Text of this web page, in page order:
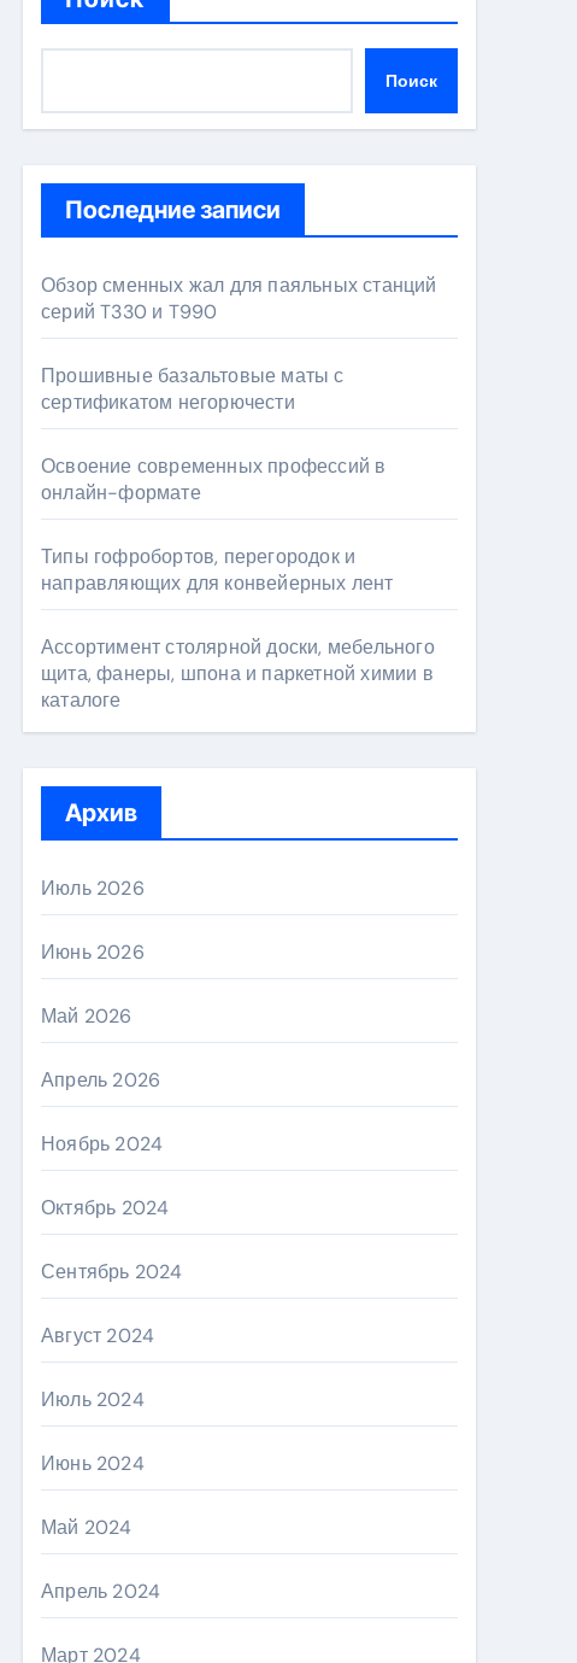
Поиск
Последние записи
Обзор сменных жал для паяльных станций
серий T330 и T990
Прошивные базальтовые маты с
сертификатом негорючести
Освоение современных профессий в
онлайн-формате
Типы гофробортов, перегородок и
направляющих для конвейерных лент
Ассортимент столярной доски, мебельного
щита, фанеры, шпона и паркетной химии в
каталоге
Архив
Июль 2026
Июнь 2026
Май 2026
Апрель 2026
Ноябрь 2024
Октябрь 2024
Сентябрь 2024
Август 2024
Июль 2024
Июнь 2024
Май 2024
Апрель 2024
Март 2024